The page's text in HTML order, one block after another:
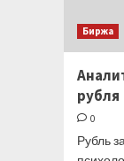
Биржа
рубля
0
Рубль